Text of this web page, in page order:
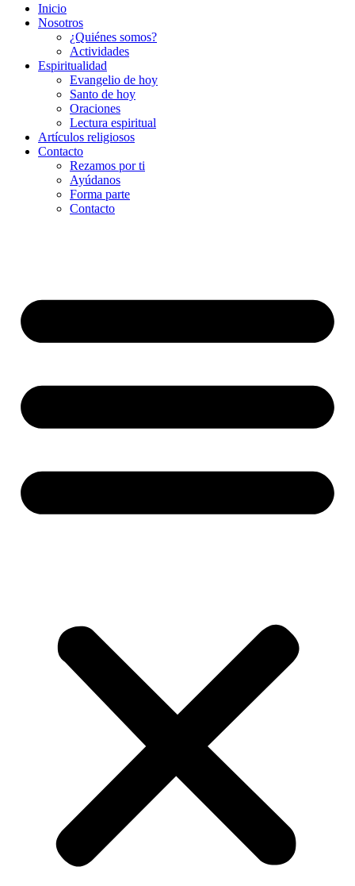
Inicio
Nosotros
¿Quiénes somos?
Actividades
Espiritualidad
Evangelio de hoy
Santo de hoy
Oraciones
Lectura espiritual
Artículos religiosos
Contacto
Rezamos por ti
Ayúdanos
Forma parte
Contacto